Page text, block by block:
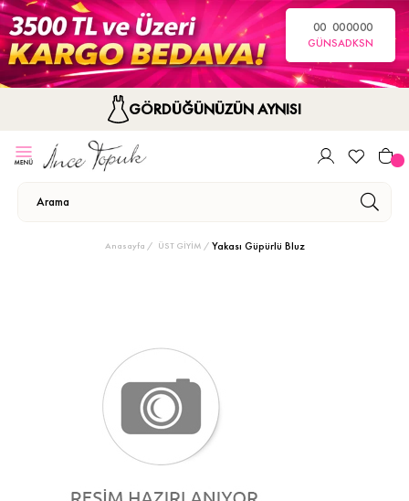
00
GÜN
00
SA
00
DK
00
SN
GÖRDÜĞÜNÜZÜN AYNISI
Anasayfa ÜST GİYİM Yakası Güpürlü Bluz